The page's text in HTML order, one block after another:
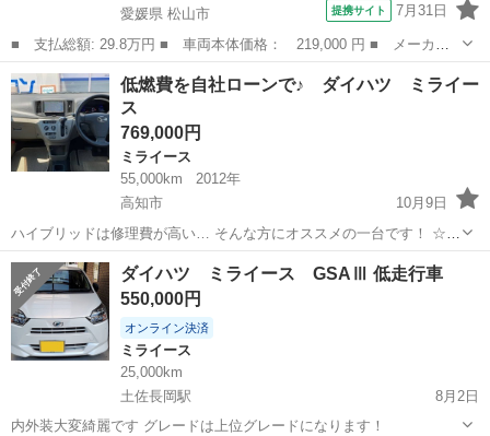
愛媛県 松山市
提携サイト 7月31日
■ 支払総額: 29.8万円 ■ 車両本体価格： 219,000 円 ■ メーカー
名： ダイハツ ■ 車種名： ミライース ■ グレード名： Ｌ 純
正ＣＤデッキ・エコアイドル・ヘッドライトレベライザー・キーレス
エントリー・...
愛媛 松山市 ミライース
低燃費を自社ローンで♪ ダイハツ ミライー
ス
769,000円
ミライース
55,000km
2012年
高知市
10月9日
ハイブリッドは修理費が高い… そんな方にオススメの一台です！ ☆全
国どこでも自社ローン可能☆ ※沖縄、北海道、離島を除く
https://www.otoron.jp/lists/detail?car...
高知 高知市 ミライース オトロン
ダイハツ ミライース GSAⅢ 低走行車
550,000円
オンライン決済
ミライース
25,000km
土佐長岡駅
8月2日
内外装大変綺麗です グレードは上位グレードになります！